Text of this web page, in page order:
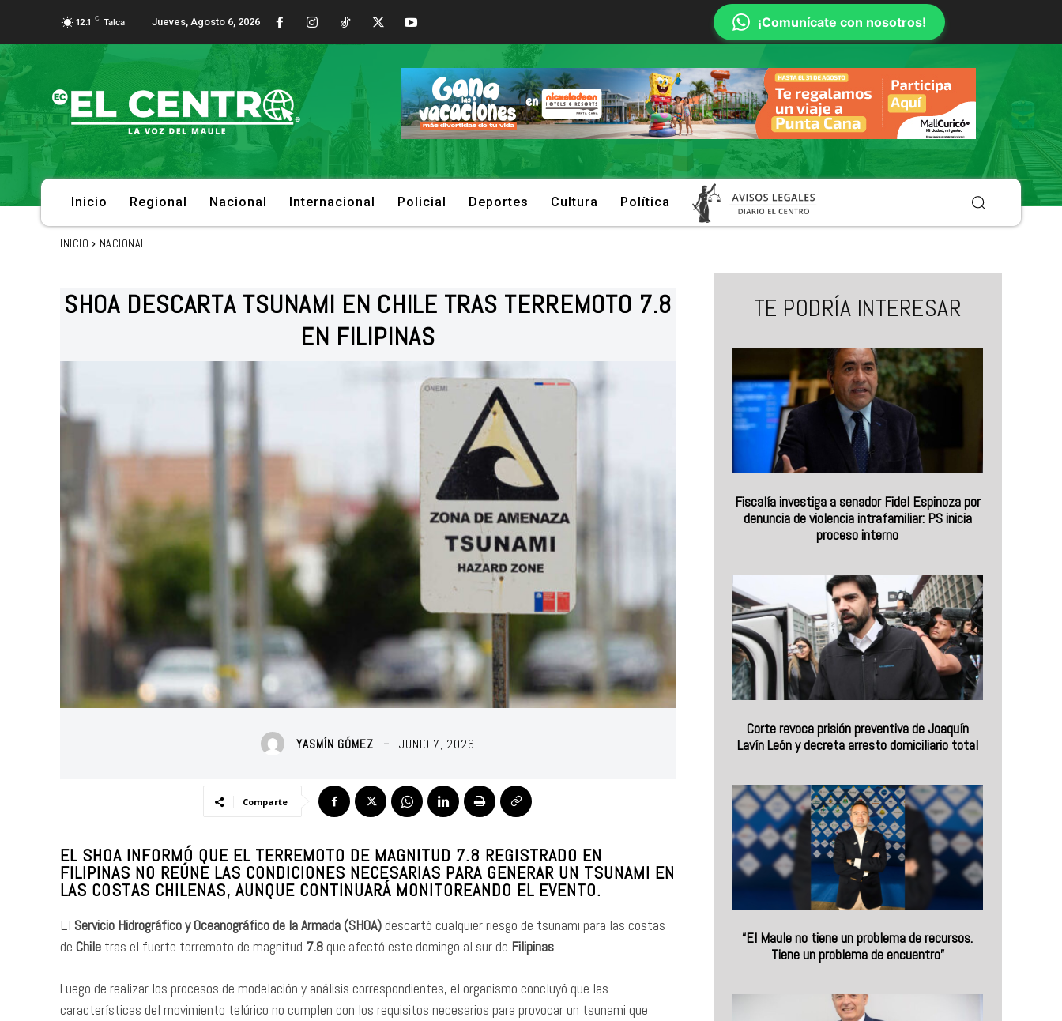
12.1 C Talca Jueves, Agosto 6, 2026 ¡Comunícate con nosotros!
Inicio Regional Nacional Internacional Policial Deportes Cultura Política
INICIO NACIONAL
SHOA DESCARTA TSUNAMI EN CHILE TRAS TERREMOTO 7.8
EN FILIPINAS
YASMÍN GÓMEZ JUNIO 7, 2026
Comparte
EL SHOA INFORMÓ QUE EL TERREMOTO DE MAGNITUD 7.8 REGISTRADO EN
FILIPINAS NO REÚNE LAS CONDICIONES NECESARIAS PARA GENERAR UN TSUNAMI EN
LAS COSTAS CHILENAS, AUNQUE CONTINUARÁ MONITOREANDO EL EVENTO.
El Servicio Hidrográfico y Oceanográfico de la Armada (SHOA)descartó cualquier riesgo de tsunami para las costas
de Chile tras el fuerte terremoto de magnitud 7.8que afectó este domingo al sur de Filipinas.
Luego de realizar los procesos de modelación y análisis correspondientes, el organismo concluyó que las
características del movimiento telúrico no cumplen con los requisitos necesarios para provocar un tsunami que
TE PODRÍA INTERESAR
Fiscalía investiga a senador Fidel Espinoza por
denuncia de violencia intrafamiliar: PS inicia
proceso interno
Corte revoca prisión preventiva de Joaquín
Lavín León y decreta arresto domiciliario total
“El Maule no tiene un problema de recursos.
Tiene un problema de encuentro”